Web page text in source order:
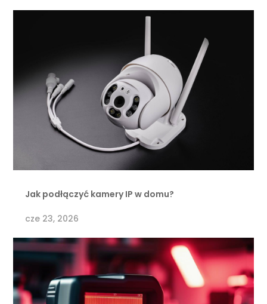
Jak podłączyć kamery IP w domu?
cze 23, 2026